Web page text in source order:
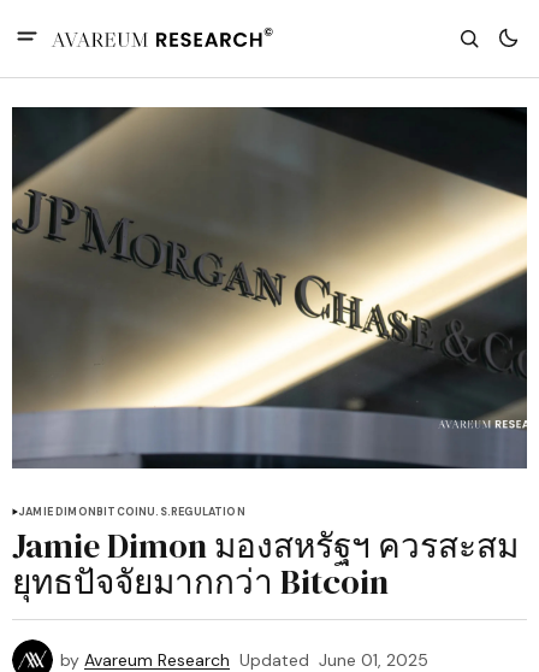
JAMIE DIMONBITCOINU.S.REGULATION
Jamie Dimon มองสหรัฐฯ ควรสะสม
ยุทธปัจจัยมากกว่า Bitcoin
by Avareum Research Updated June 01, 2025